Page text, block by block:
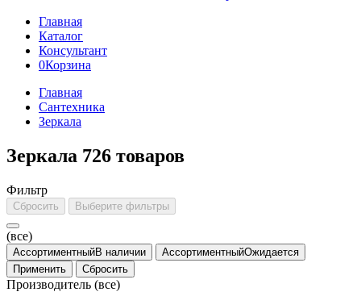
Главная
Каталог
Консультант
0Корзина
Главная
Сантехника
Зеркала
Зеркала 726 товаров
Фильтр
Сбросить Выберите фильтры
(все)
АссортиментныйВ наличии
АссортиментныйОжидается
Применить
Сбросить
Производитель (все)